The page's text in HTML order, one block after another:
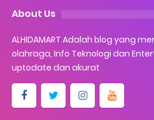
About Us
ALHIDAMART Adalah blog yang
olahraga, Info Teknologi dan
uptodate dan akurat